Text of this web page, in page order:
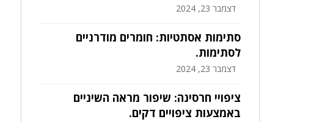
דצמבר 23, 2024
סתימות אסתטיות: חומרים מודרניים
לסתימות.
דצמבר 23, 2024
ציפויי חרסינה: שיפור מראה השיניים
באמצעות ציפויים דקים.